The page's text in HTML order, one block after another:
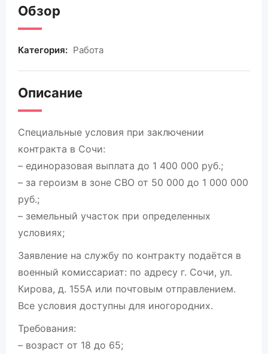
Обзор
Категория: Работа
Описание
Специальные условия при заключении
контракта в Сочи:
– единоразовая выплата до 1 400 000 руб.;
– за героизм в зоне СВО от 50 000 до 1 000 000
руб.;
– земельный участок при определенных
условиях;
Заявление на службу по контракту подаётся в
военный комиссариат: по адресу г. Сочи, ул.
Кирова, д. 155А или почтовым отправлением.
Все условия доступны для иногородних.
Требования:
– возраст от 18 до 65;